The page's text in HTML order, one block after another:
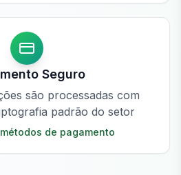
Seguro
são processadas com
padrão do setor
de pagamento